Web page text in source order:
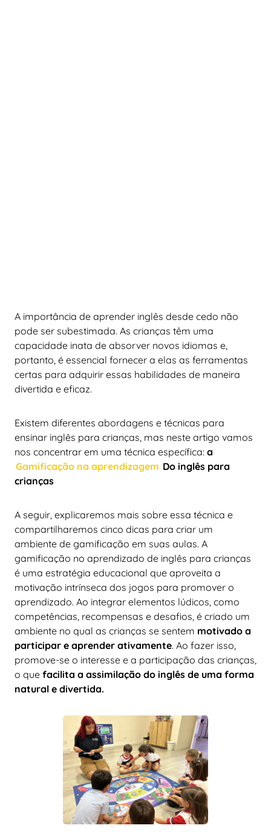
A importância de aprender inglês desde cedo não
pode ser subestimada. As crianças têm uma
capacidade inata de absorver novos idiomas e,
portanto, é essencial fornecer a elas as ferramentas
certas para adquirir essas habilidades de maneira
divertida e eficaz.
Existem diferentes abordagens e técnicas para
ensinar inglês para crianças, mas neste artigo vamos
nos concentrar em uma técnica específica: a
Gamificação na aprendizagem Do inglês para
crianças
A seguir, explicaremos mais sobre essa técnica e
compartilharemos cinco dicas para criar um
ambiente de gamificação em suas aulas. A
gamificação no aprendizado de inglês para crianças
é uma estratégia educacional que aproveita a
motivação intrínseca dos jogos para promover o
aprendizado. Ao integrar elementos lúdicos, como
competências, recompensas e desafios, é criado um
ambiente no qual as crianças se sentem motivado a
participar e aprender ativamente. Ao fazer isso,
promove-se o interesse e a participação das crianças,
o que facilita a assimilação do inglês de uma forma
natural e divertida.